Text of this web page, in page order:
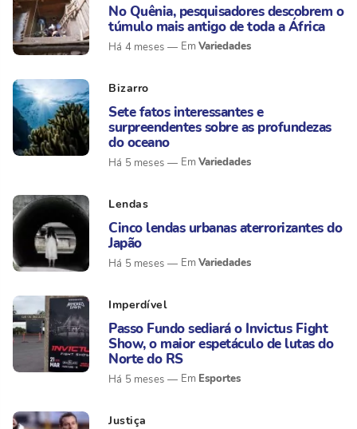
No Quênia, pesquisadores descobrem o
túmulo mais antigo de toda a África
Há 4 meses Variedades
Bizarro
Sete fatos interessantes e
surpreendentes sobre as profundezas
do oceano
Há 5 meses Variedades
Lendas
Cinco lendas urbanas aterrorizantes do
Japão
Há 5 meses Variedades
Imperdível
Passo Fundo sediará o Invictus Fight
Show, o maior espetáculo de lutas do
Norte do RS
Há 5 meses Esportes
Justiça